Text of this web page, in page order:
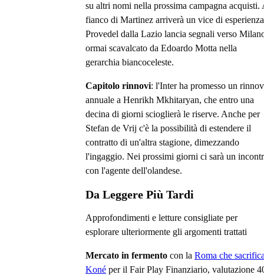
su altri nomi nella prossima campagna acquisti.
fianco di Martinez arriverà un vice di
Provedel dalla Lazio lancia segnali verso
ormai scavalcato da Edoardo Motta nella
gerarchia biancoceleste.
Capitolo rinnovi: l'Inter ha promesso un
annuale a Henrikh Mkhitaryan, che entro una
decina di giorni scioglierà le riserve. Anche per
Stefan de Vrij c'è la possibilità di estendere il
contratto di un'altra stagione, dimezzando
l'ingaggio. Nei prossimi giorni ci sarà un
con l'agente dell'olandese.
Da Leggere Più Tardi
Approfondimenti e letture consigliate per
esplorare ulteriormente gli argomenti trattati
Mercato in fermento con la Roma che
Koné per il Fair Play Finanziario, valutazione